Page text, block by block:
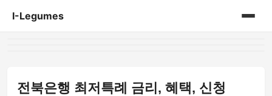
I-Legumes
전북은행 최저특례 금리, 혜택, 신청